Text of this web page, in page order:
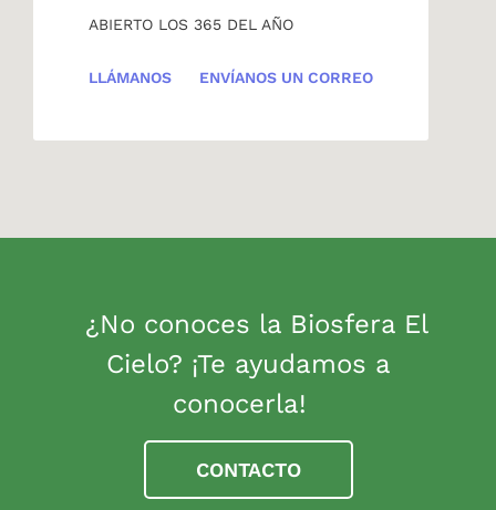
ABIERTO LOS 365 DEL AÑO
LLÁMANOS ENVÍANOS UN CORREO
¿No conoces la Biosfera El
Cielo? ¡Te ayudamos a
conocerla!
CONTACTO